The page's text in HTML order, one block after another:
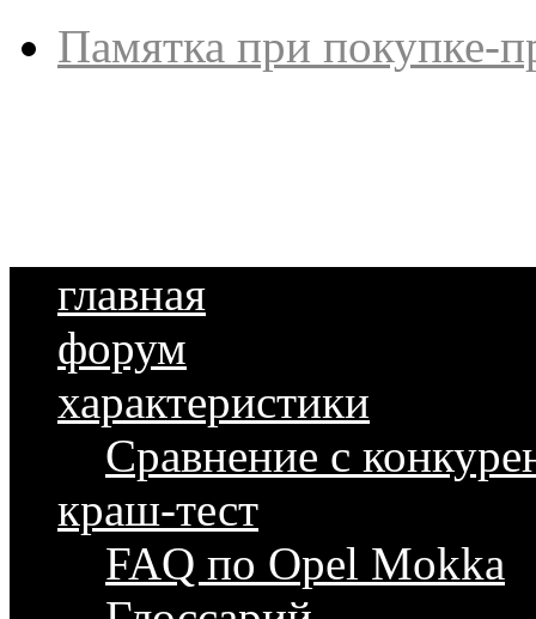
Памятка при покупке-
главная
форум
характеристики
Сравнение с
краш-тест
FAQ по Opel Mokka